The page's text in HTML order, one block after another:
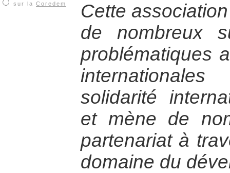
sur la Coredem
Cette
de nombreux
problématiques
solidarité
et mène de
partenariat à
domaine du